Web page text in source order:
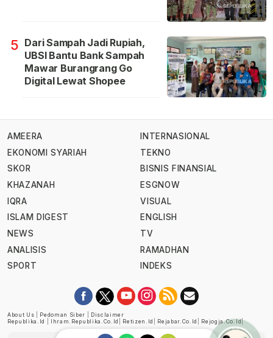
5 Dari Sampah Jadi Rupiah,
UBSI Bantu Bank Sampah
Mawar Burangrang Go
Digital Lewat Shopee
AMEERA
EKONOMI SYARIAH
SKOR
KHAZANAH
IQRA
ISLAM DIGEST
NEWS
ANALISIS
SPORT
INTERNASIONAL
TEKNO
BISNIS FINANSIAL
ESGNOW
VISUAL
ENGLISH
TV
RAMADHAN
INDEKS
About Us Pedoman Siber
Disclaimer
Republika.id
Ihram.republika.co.id Retizen.id Rejabar.co.id Rejogja.co.id |